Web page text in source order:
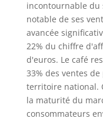
incontournable du
notable de ses
avancée
22% du chiffre
d'euros. Le café
33% des ventes
territoire national.
la maturité du
consommateurs